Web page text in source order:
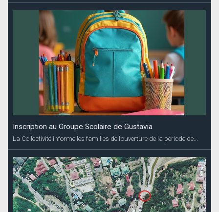
Inscription au Groupe Scolaire de Gustavia
La Collectivité informe les familles de l’ouverture de la période de...